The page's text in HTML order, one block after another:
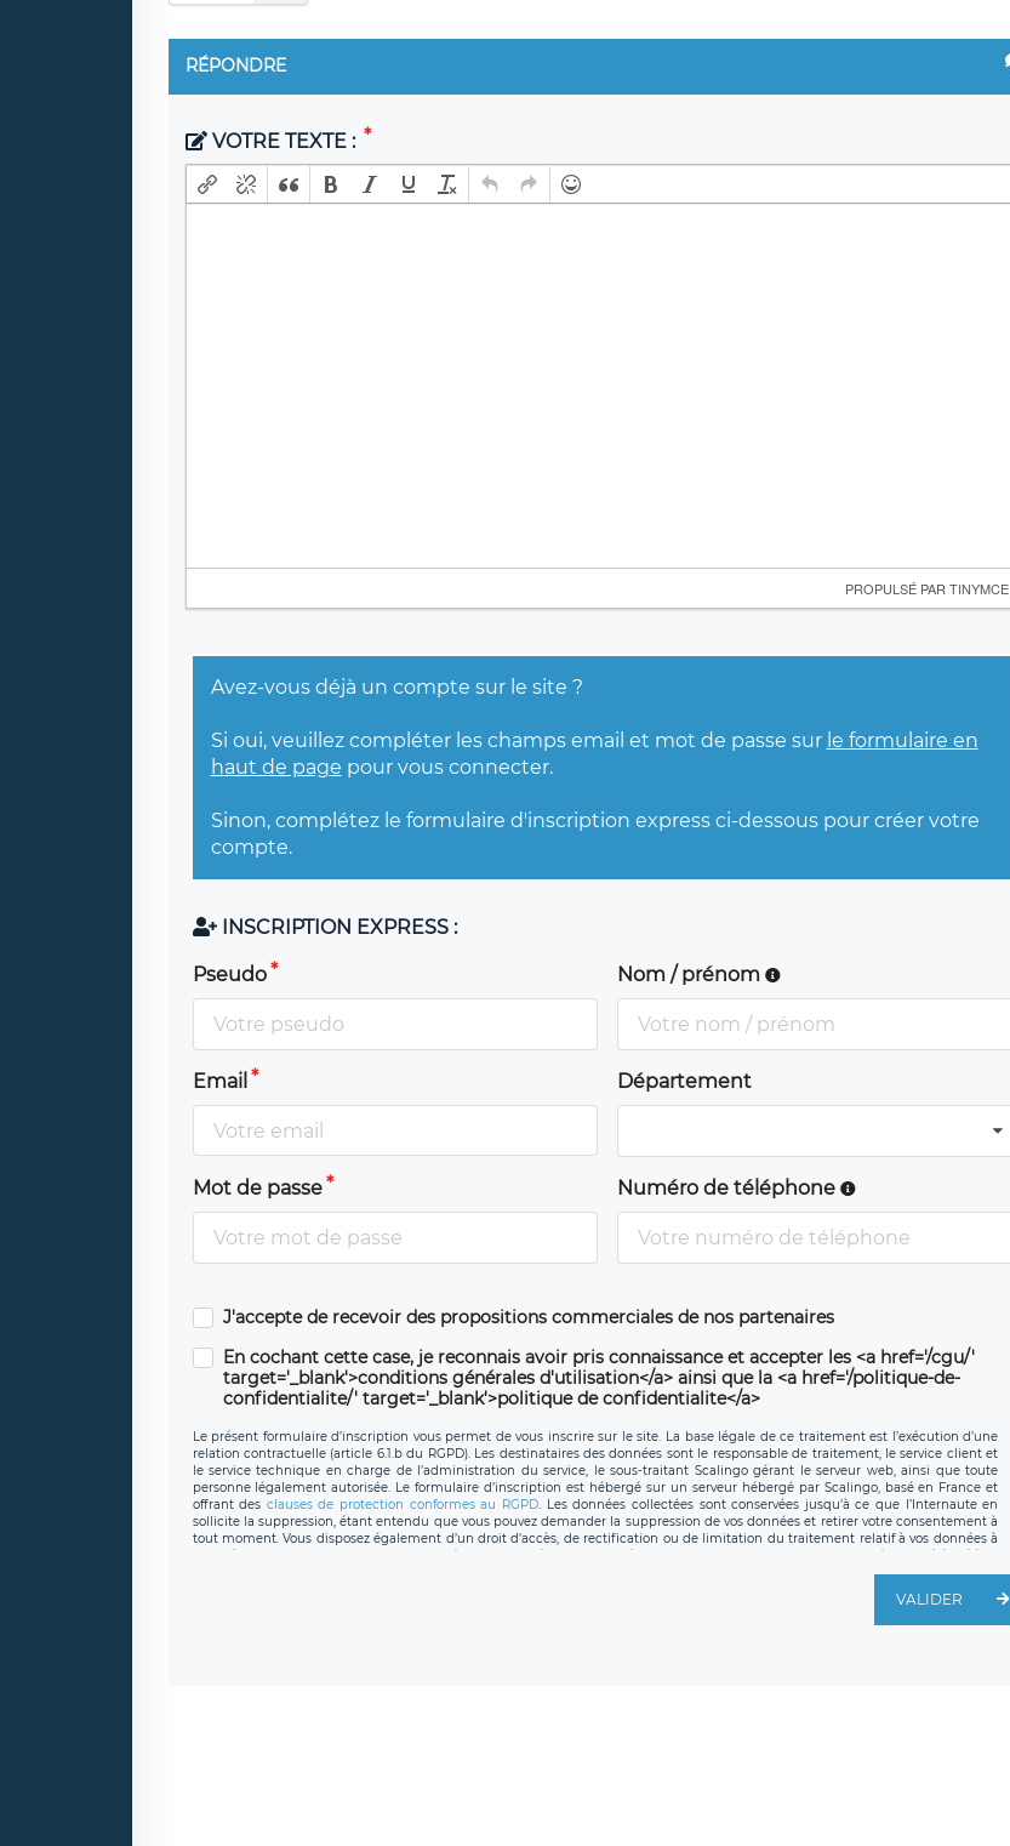
RÉPONDRE
VOTRE TEXTE :
PROPULSÉ PAR TINYMCE
Avez-vous déjà un compte sur le site ?
Si oui, veuillez compléter les champs email et mot de passe sur le formulaire en
haut de page pour vous connecter.
Sinon, complétez le formulaire d'inscription express ci-dessous pour créer votre
compte.
INSCRIPTION EXPRESS :
Pseudo Nom / prénom
Email Département
Mot de passe Numéro de téléphone
J'accepte de recevoir des propositions commerciales de nos partenaires
En cochant cette case, je reconnais avoir pris connaissance et accepter les <a href='/cgu/'
target='_blank'>conditions générales d'utilisation</a> ainsi que la <a href='/politique-de-
confidentialite/' target='_blank'>politique de confidentialite</a>
Le présent formulaire d’inscription vous permet de vous inscrire sur le site. La base légale de ce traitement est l’exécution d’une
relation contractuelle (article 6.1.b du RGPD). Les destinataires des données sont le responsable de traitement, le service client et
le service technique en charge de l’administration du service, le sous-traitant Scalingo gérant le serveur web, ainsi que toute
personne légalement autorisée. Le formulaire d’inscription est hébergé sur un serveur hébergé par Scalingo, basé en France et
offrant des clauses de protection conformes au RGPD. Les données collectées sont conservées jusqu’à ce que l’Internaute en
sollicite la suppression, étant entendu que vous pouvez demander la suppression de vos données et retirer votre consentement à
tout moment. Vous disposez également d’un droit d’accès, de rectification ou de limitation du traitement relatif à vos données à
caractère personnel, ainsi que d’un droit à la portabilité de vos données. Vous pouvez exercer ces droits auprès du délégué à la
protection des données de LÉGAVOX qui exerce au siège social de LÉGAVOX et est joignable à l’adresse mail suivante :
joignable à l’adresse mail : responsabledetraitement@legavox.fr. Vous avez également le droit d’introduire une réclamation
VALIDER